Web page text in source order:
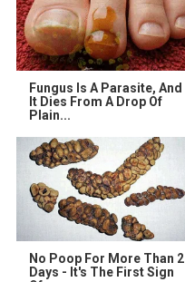
Fungus Is A Parasite, And
It Dies From A Drop Of
Plain...
No Poop For More Than 2
Days - It's The First Sign